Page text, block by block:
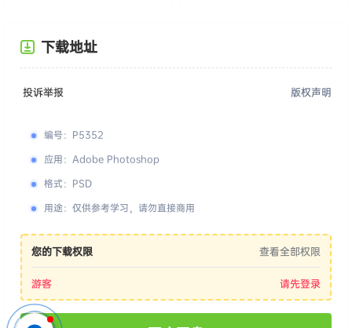
下载地址
投诉举报 版权声明
编号： P5352
应用： Adobe Photoshop
格式： PSD
用途： 仅供参考学习，请勿直接商用
您的下载权限 查看全部权限
游客 请先登录